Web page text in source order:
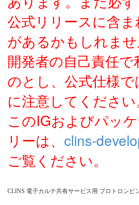
公式リリースに含
があるかもしれませ
開発者の自己責任で
のとし、公式仕様で
に注意してください
このIGおよびパッ
リーは、 clins-
ご覧ください。
CLINS 電子カルテ共有サービス用 プロトロンビ